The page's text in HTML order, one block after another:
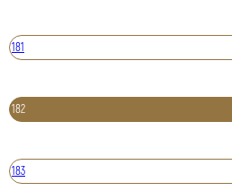
181
182
183